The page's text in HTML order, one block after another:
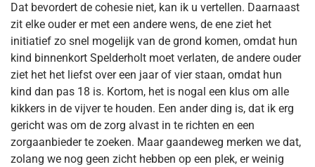
Dat bevordert de cohesie niet, kan ik u vertellen. Daarnaast
zit elke ouder er met een andere wens, de ene ziet het
initiatief zo snel mogelijk van de grond komen, omdat hun
kind binnenkort Spelderholt moet verlaten, de andere ouder
ziet het het liefst over een jaar of vier staan, omdat hun
kind dan pas 18 is. Kortom, het is nogal een klus om alle
kikkers in de vijver te houden. Een ander ding is, dat ik erg
gericht was om de zorg alvast in te richten en een
zorgaanbieder te zoeken. Maar gaandeweg merken we dat,
zolang we nog geen zicht hebben op een plek, er weinig